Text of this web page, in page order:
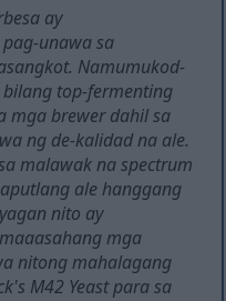
ay
unawa sa
Namumukod-
bilang top-fermenting
mga brewer dahil sa
ng de-kalidad na ale.
malawak na spectrum
ale hanggang
nito ay
mga
nitong mahalagang
M42 Yeast para sa